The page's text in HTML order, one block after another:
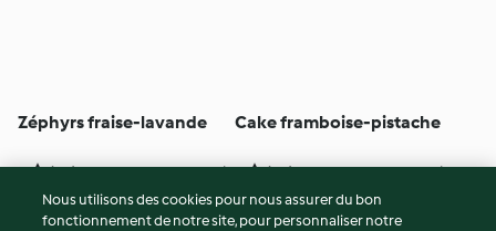
Zéphyrs fraise-lavande
4 (15) 12h 30min
Cake framboise-pistache
4 (47) 4h 35min
© Copyright 2026
Nous utilisons des cookies pour nous assurer du bon
fonctionnement de notre site, pour personnaliser notre